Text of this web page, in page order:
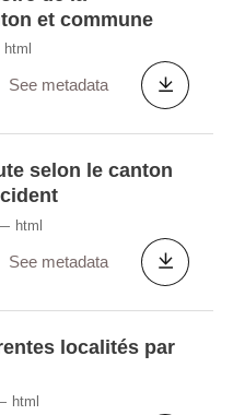
et commune
html
See metadata
selon le canton
html
See metadata
localités par
html